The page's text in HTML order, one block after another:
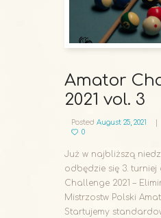
Amator
2021 vol. 3
Posted August 25, 2021
0
Już w najbliższą
odbędzie się 3.
Challenge 2021 –
Mistrzostw Polski
Startujemy